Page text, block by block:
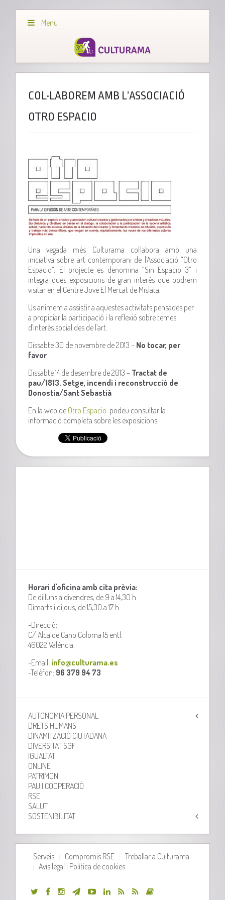
Menu
COL·LABOREM AMB L’ASSOCIACIÓ
OTRO ESPACIO
Una vegada més Culturama col·labora amb una
iniciativa sobre art contemporani de l’Associació “Otro
Espacio”. El projecte es denomina “Sin Espacio 3” i
integra dues exposicions de gran interès que podrem
visitar en el Centre Jove El Mercat de Mislata.
Us animem a assistir a aquestes activitats pensades per
a propiciar la participació i la reflexió sobre temes
d’interès social des de l’art.
Dissabte 30 de novembre de 2013 – No tocar, per
favor
Dissabte 14 de desembre de 2013 – Tractat de
pau/1813. Setge, incendi i reconstrucció de
Donostia/Sant Sebastià
En la web de Otro Espacio podeu consultar la
informació completa sobre les exposicions.
Horari d'oficina amb cita prèvia:
De dilluns a divendres, de 9 a 14,30 h.
Dimarts i dijous, de 15,30 a 17 h.
-Direcció:
C/ Alcalde Cano Coloma 15 entl.
46022 València.
-Email: info@culturama.es
-Telèfon: 96 379 94 73
AUTONOMIA PERSONAL
DRETS HUMANS
DINAMITZACIÓ CIUTADANA
DIVERSITAT SGF
IGUALTAT
ONLINE
PATRIMONI
PAU I COOPERACIÓ
RSE
SALUT
SOSTENIBILITAT
Serveis Compromis RSE
Treballar a Culturama
Avís legal i Política de cookies